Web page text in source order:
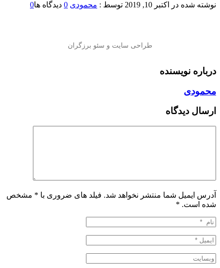
نوشته شده در اکتبر 10, 2019 توسط : محمودی 0 دیدگاه ها0
درباره نویسنده
محمودی
ارسال دیدگاه
آدرس ایمیل شما منتشر نخواهد شد. فیلد های ضروری با * مشخص
شده است. *